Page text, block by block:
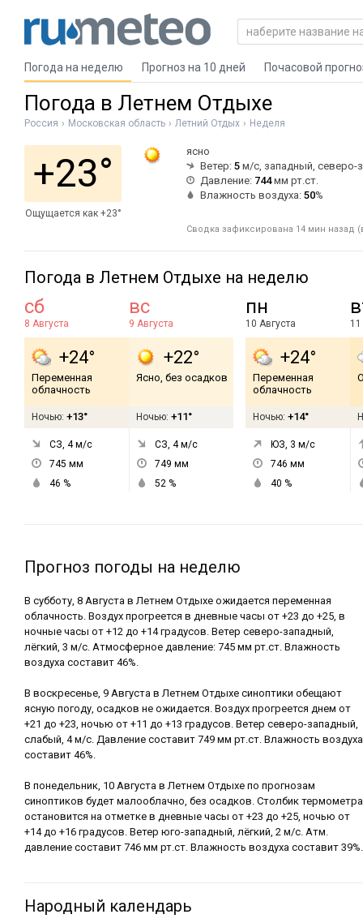
Погода на неделю Прогноз на 10 дней Почасовой
Погода в Летнем Отдыхе
Россия Московская область Летний Отдых Неделя
+23°
Ощущается как +23°
ясно
Ветер: 5 м/с, западный, северо-
Давление: 744мм рт.ст.
Влажность воздуха: 50%
Сводка зафиксирована 14 мин назад
Погода в Летнем Отдыхе на неделю
сб
8 Августа
+24°
Переменная
облачность
Ночью: +13°
СЗ, 4м/с
745 мм
46 %
вс
9 Августа
+22°
Ясно, без осадков
Ночью: +11°
СЗ, 4м/с
749 мм
52 %
пн
10 Августа
+24°
Переменная
облачность
Ночью: +14°
ЮЗ, 3 м/с
746 мм
40 %
11
Прогноз погоды на неделю
В субботу, 8 Августа в Летнем Отдыхе ожидается переменная
облачность. Воздух прогреется в дневные часы от +23 до +25, в
ночные часы от +12 до +14 градусов. Ветер северо-западный,
лёгкий, 3 м/с. Атмосферное давление: 745 мм рт.ст. Влажность
воздуха составит 46%.
В воскресенье, 9 Августа в Летнем Отдыхе синоптики обещают
ясную погоду, осадков не ожидается. Воздух прогреется днем от
+21 до +23, ночью от +11 до +13 градусов. Ветер северо-западный,
слабый, 4 м/с. Давление составит 749 мм рт.ст. Влажность воздуха
составит 46%.
В понедельник, 10 Августа в Летнем Отдыхе по прогнозам
синоптиков будет малооблачно, без осадков. Столбик термометра
остановится на отметке в дневные часы от +23 до +25, ночью от
+14 до +16 градусов. Ветер юго-западный, лёгкий, 2 м/с. Атм.
давление составит 746 мм рт.ст. Влажность воздуха составит 39%.
Народный календарь